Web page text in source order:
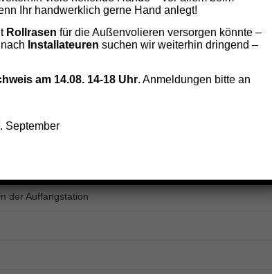
sturen Körnerfresser
dürfen wir sein?
der Auffangstation
Ihr handwerklich gerne Hand anlegt!
Rollrasen für die Außenvolieren versorgen könnte –
Installateuren suchen wir weiterhin dringend –
am 14.08. 14-18 Uhr. Anmeldungen bitte an
September